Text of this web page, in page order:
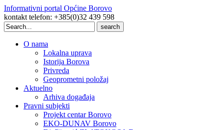
Informativni portal Općine Borovo
kontakt telefon: +385(0)32 439 598
Search
for:
O nama
Lokalna uprava
Istorija Borova
Privreda
Geoprometni položaj
Aktuelno
Arhiva događaja
Pravni subjekti
Projekt centar Borovo
EKO-DUNAV Borovo